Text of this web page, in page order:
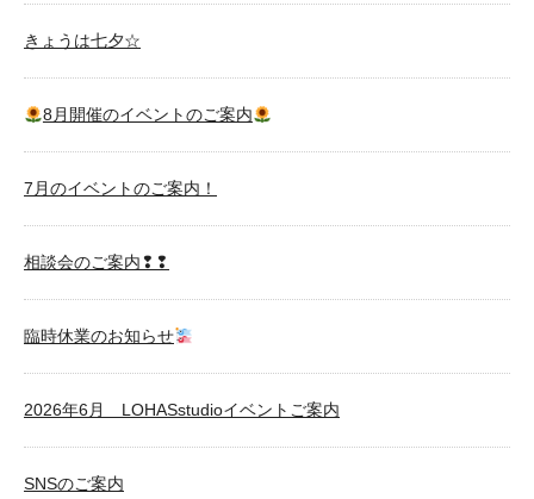
きょうは七夕☆
8月開催のイベントのご案内
7月のイベントのご案内！
相談会のご案内❢❢
臨時休業のお知らせ
2026年6月 LOHASstudioイベントご案内
SNSのご案内